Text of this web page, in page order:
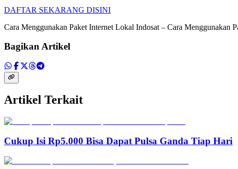
DAFTAR SEKARANG DISINI
Cara Menggunakan Paket Internet Lokal Indosat – Cara Menggunakan
Bagikan Artikel
Artikel Terkait
Cukup Isi Rp5.000 Bisa Dapat Pulsa Ganda Tiap Hari